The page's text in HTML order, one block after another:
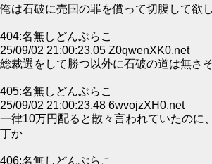
俺は石破に売国の罪を償って切腹して欲
404:名無しどんぶらこ
25/09/02 21:00:23.05 Z0qwenXK0.net
総裁選をして勝つ以外に石破の道は無さ
405:名無しどんぶらこ
25/09/02 21:00:23.48 6wvojzXH0.net
一律10万円配ると散々言われていたのに
丁か
406:名無しどんぶらこ